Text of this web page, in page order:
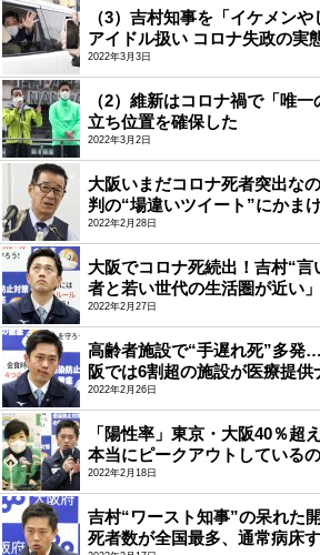
（3）吉村知事を「イケメン
アイドル扱い コロナ失政の実
2022年3月3日
（2）維新はコロナ禍で「唯
立ち位置を確保した
2022年3月2日
大阪いまだコロナ死者突出な
判の“場違いツイート”にかま
2022年2月28日
大阪でコロナ死続出！吉村“
者と若い世代の生活圏が近い
2022年2月27日
高齢者施設で“手遅れ死”多発
阪では6割超の施設が医療提供
2022年2月26日
「陽性率」東京・大阪40％超
本当にピークアウトしている
2022年2月18日
吉村“ワースト知事”の呆れた
死者数が全国最多、通常病床